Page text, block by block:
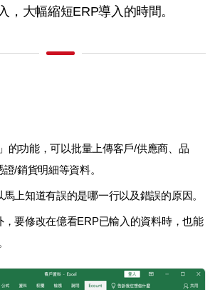
，大幅縮短ERP導入的時間。
的功能，可以批量上傳客戶/供應商、品
/銷貨明細等資料。
馬上知道有誤的是哪一行以及錯誤的原因。
，要修改在億看ERP已輸入的資料時，也能